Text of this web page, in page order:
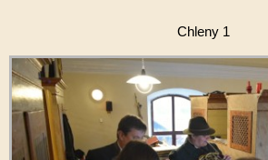
Chleny 1